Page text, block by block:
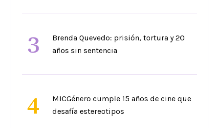
3
Brenda Quevedo: prisión, tortura y 20
años sin sentencia
4
MICGénero cumple 15 años de cine que
desafía estereotipos